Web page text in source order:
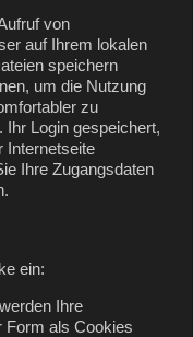
von
auf Ihrem lokalen
speichern
um die Nutzung
zu
Login gespeichert,
Internetseite
Ihre Zugangsdaten
ein:
Ihre
Form als Cookies